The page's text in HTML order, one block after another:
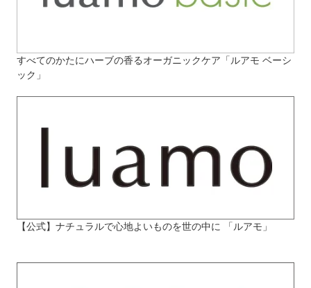
すべてのかたにハーブの香るオーガニックケア「ルアモ ベーシ
ック」
【公式】ナチュラルで心地よいものを世の中に 「ルアモ」